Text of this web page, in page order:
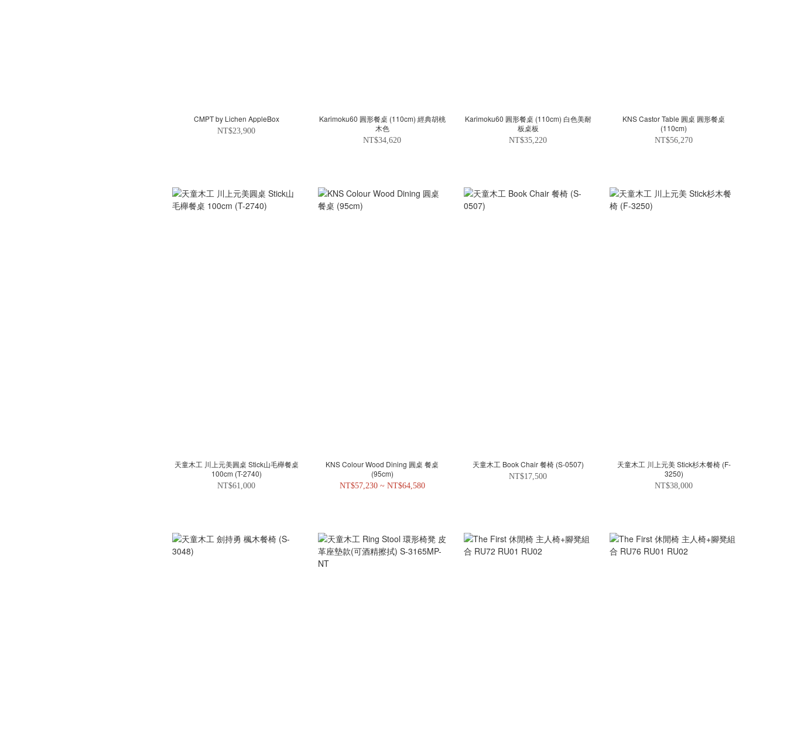
CMPT by Lichen AppleBox
NT$23,900
Karimoku60 圓形餐桌 (110cm) 經典胡桃
木色
NT$34,620
Karimoku60 圓形餐桌 (110cm) 白色美耐
板桌板
NT$35,220
KNS Castor Table 圓桌 圓形餐桌
(110cm)
NT$56,270
天童木工 川上元美圓桌 Stick山毛櫸餐桌
100cm (T-2740)
NT$61,000
KNS Colour Wood Dining 圓桌 餐桌
(95cm)
NT$57,230 ~ NT$64,580
天童木工 Book Chair 餐椅 (S-0507)
NT$17,500
天童木工 川上元美 Stick杉木餐椅 (F-
3250)
NT$38,000